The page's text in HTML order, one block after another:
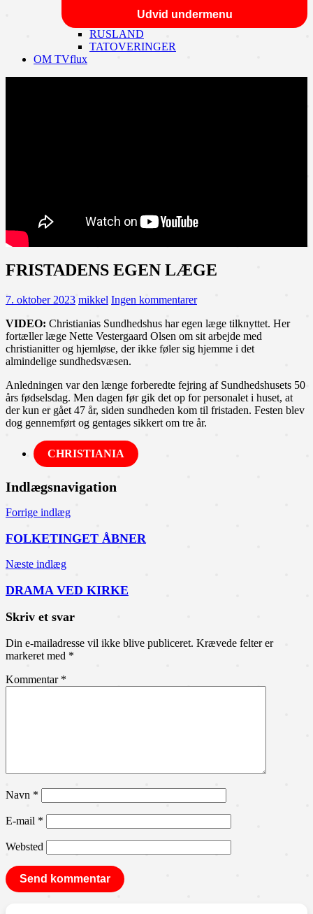
Udvid undermenu
RUSLAND
TATOVERINGER
OM TVflux
FRISTADENS EGEN LÆGE
7. oktober 2023 mikkel Ingen kommentarer
VIDEO: Christianias Sundhedshus har egen læge tilknyttet. Her
fortæller læge Nette Vestergaard Olsen om sit arbejde med
christianitter og hjemløse, der ikke føler sig hjemme i det
almindelige sundhedsvæsen.
Anledningen var den længe forberedte fejring af Sundhedshusets 50
års fødselsdag. Men dagen før gik det op for personalet i huset, at
der kun er gået 47 år, siden sundheden kom til fristaden. Festen blev
dog gennemført og gentages sikkert om tre år.
CHRISTIANIA
Indlægsnavigation
Forrige indlæg
FOLKETINGET ÅBNER
Næste indlæg
DRAMA VED KIRKE
Skriv et svar
Din e-mailadresse vil ikke blive publiceret. Krævede felter er
markeret med *
Kommentar *
Navn *
E-mail *
Websted